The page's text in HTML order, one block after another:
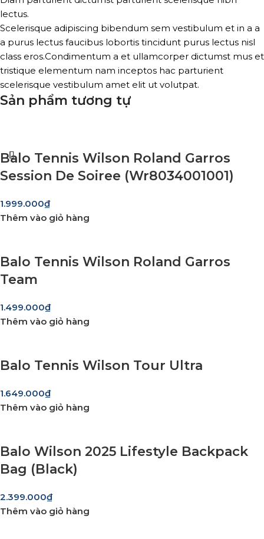
lectus.
Scelerisque adipiscing bibendum sem vestibulum et in a a
a purus lectus faucibus lobortis tincidunt purus lectus nisl
class eros.Condimentum a et ullamcorper dictumst mus et
tristique elementum nam inceptos hac parturient
scelerisque vestibulum amet elit ut volutpat.
Sản phẩm tương tự
Balo Tennis Wilson Roland Garros
Session De Soiree (Wr8034001001)
1.999.000₫
Thêm vào giỏ hàng
Balo Tennis Wilson Roland Garros
Team
1.499.000₫
Thêm vào giỏ hàng
Balo Tennis Wilson Tour Ultra
1.649.000₫
Thêm vào giỏ hàng
Balo Wilson 2025 Lifestyle Backpack
Bag (Black)
2.399.000₫
Thêm vào giỏ hàng